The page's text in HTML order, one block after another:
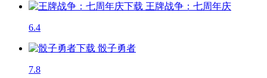
王牌战争：七周年庆
6.4
骰子勇者
7.8